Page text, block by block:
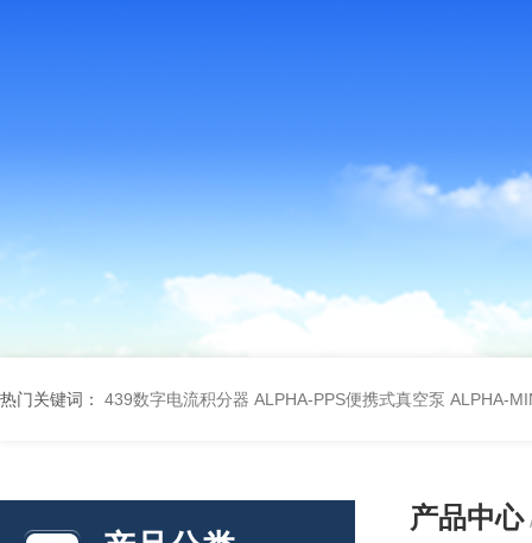
热门关键词： 439数字电流积分器 ALPHA-PPS便携式真空泵 ALPHA-
产品中心